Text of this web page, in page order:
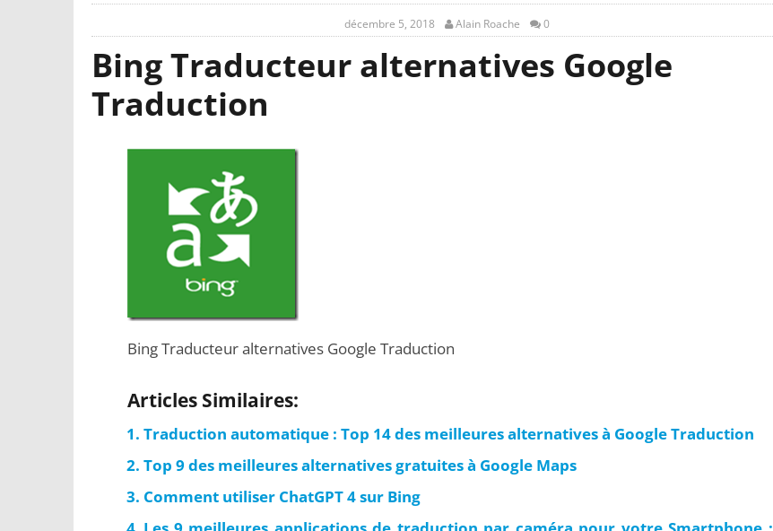
décembre 5, 2018 Alain Roache 0
Bing Traducteur alternatives Google
Traduction
Bing Traducteur alternatives Google Traduction
Articles Similaires:
Traduction automatique : Top 14 des meilleures alternatives à Google Traduction
Top 9 des meilleures alternatives gratuites à Google Maps
Comment utiliser ChatGPT 4 sur Bing